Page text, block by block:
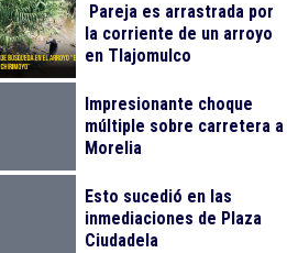
Pareja es arrastrada por
la corriente de un arroyo
en Tlajomulco
Impresionante choque
múltiple sobre carretera a
Morelia
Esto sucedió en las
inmediaciones de Plaza
Ciudadela